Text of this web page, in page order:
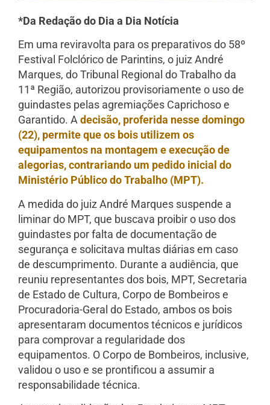
*Da Redação do Dia a Dia Notícia
Em uma reviravolta para os preparativos do 58º
Festival Folclórico de Parintins, o juiz André
Marques, do Tribunal Regional do Trabalho da
11ª Região, autorizou provisoriamente o uso de
guindastes pelas agremiações Caprichoso e
Garantido. Adecisão, proferida nesse domingo
(22), permite que os bois utilizem os
equipamentos na montagem e execução de
alegorias, contrariando um pedido inicial do
Ministério Público do Trabalho (MPT).
A medida do juiz André Marques suspende a
liminar do MPT, que buscava proibir o uso dos
guindastes por falta de documentação de
segurança e solicitava multas diárias em caso
de descumprimento. Durante a audiência, que
reuniu representantes dos bois, MPT, Secretaria
de Estado de Cultura, Corpo de Bombeiros e
Procuradoria-Geral do Estado, ambos os bois
apresentaram documentos técnicos e jurídicos
para comprovar a regularidade dos
equipamentos. O Corpo de Bombeiros, inclusive,
validou o uso e se prontificou a assumir a
responsabilidade técnica.